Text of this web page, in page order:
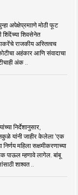
अपेक्षेप्रमााणे मोठी फूट
शिंदेंच्या शिवसेनेत
राजकीय अस्तित्वच
अहंकार आणि संवादाचा
अंक ..
निर्देशानुसार,
यांनी जाहीर केलेला ‘एक
महिला सक्षमीकरणाच्या
पाऊल म्हणावे लागेल. बांबू
शाश्वत ..